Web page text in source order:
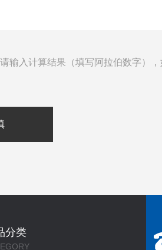
请输入计算结果（填写阿拉伯数字）
分类